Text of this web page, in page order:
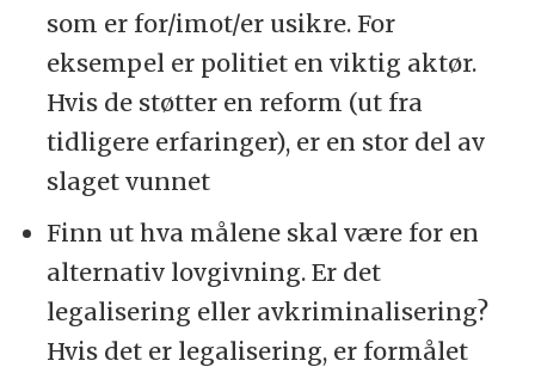
som er for/imot/er usikre. For
eksempel er politiet en viktig aktør.
Hvis de støtter en reform (ut fra
tidligere erfaringer), er en stor del av
slaget vunnet
Finn ut hva målene skal være for en
alternativ lovgivning. Er det
legalisering eller avkriminalisering?
Hvis det er legalisering, er formålet